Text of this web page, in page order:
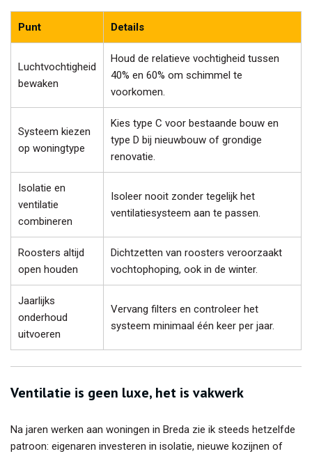
Punt Details
Luchtvochtigheid
bewaken
Houd de relatieve vochtigheid tussen
40% en 60% om schimmel te
voorkomen.
Systeem kiezen
op woningtype
Kies type C voor bestaande bouw en
type D bij nieuwbouw of grondige
renovatie.
Isolatie en
ventilatie
combineren
Isoleer nooit zonder tegelijk het
ventilatiesysteem aan te passen.
Roosters altijd
open houden
Dichtzetten van roosters veroorzaakt
vochtophoping, ook in de winter.
Jaarlijks
onderhoud
uitvoeren
Vervang filters en controleer het
systeem minimaal één keer per jaar.
Ventilatie is geen luxe, het is vakwerk
Na jaren werken aan woningen in Breda zie ik steeds hetzelfde
patroon: eigenaren investeren in isolatie, nieuwe kozijnen of